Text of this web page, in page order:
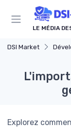
LE MÉDIA
DSI Market
Explorez
Panneau de